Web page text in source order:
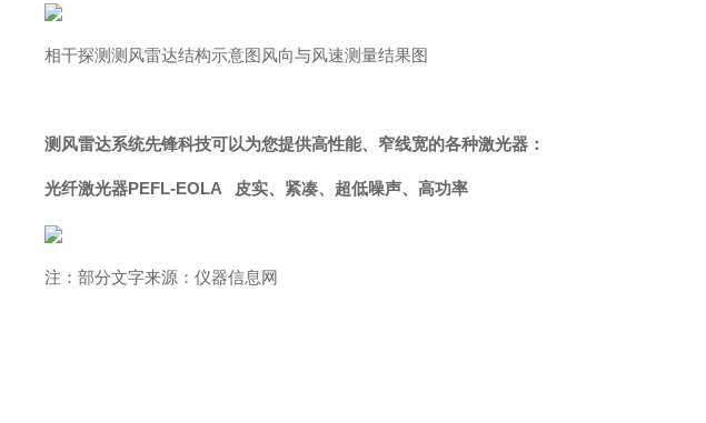
相干探测测风雷达结构示意图风向与风速测量结果图
测风雷达系统先锋科技可以为您提供高性能、窄线宽的各种激光器：
光纤激光器PEFL-EOLA 皮实、紧凑、超低噪声、高功率
注：部分文字来源：仪器信息网